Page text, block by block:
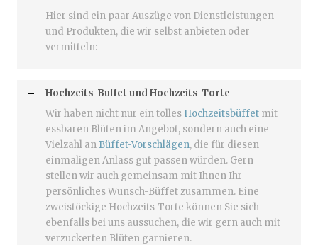
Hier sind ein paar Auszüge von Dienstleistungen
und Produkten, die wir selbst anbieten oder
vermitteln:
Hochzeits-Buffet und Hochzeits-Torte
Wir haben nicht nur ein tolles Hochzeitsbüffet mit
essbaren Blüten im Angebot, sondern auch eine
Vielzahl an Büffet-Vorschlägen, die für diesen
einmaligen Anlass gut passen würden. Gern
stellen wir auch gemeinsam mit Ihnen Ihr
persönliches Wunsch-Büffet zusammen. Eine
zweistöckige Hochzeits-Torte können Sie sich
ebenfalls bei uns aussuchen, die wir gern auch mit
verzuckerten Blüten garnieren.